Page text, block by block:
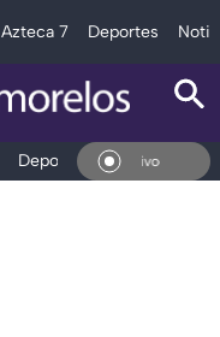
Azteca 7 Deportes
Deportes Espectáculos
En